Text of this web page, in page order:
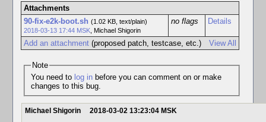
Attachments
90-fix-e2k-boot.sh (1.02 KB, text/plain)
2018-03-13 17:44 MSK, Michael Shigorin
no flags Details
View All
Add an attachment(proposed patch, testcase, etc.)
Note
You need to log inbefore you can comment on or make
changes to this bug.
Michael Shigorin 2018-03-02 13:23:04 MSK